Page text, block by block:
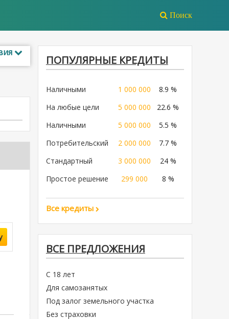
Поиск
ПОПУЛЯРНЫЕ КРЕДИТЫ
Наличными 1 000 000
8.9 %
На любые цели
5 000 000
22.6 %
Наличными
5 000 000
5.5 %
Потребительский
2 000 000
7.7 %
Стандартный
3 000 000
24 %
Простое решение
299 000 8 %
Все кредиты
ВСЕ ПРЕДЛОЖЕНИЯ
С 18 лет
Для самозанятых
Под залог земельного участка
Без страховки